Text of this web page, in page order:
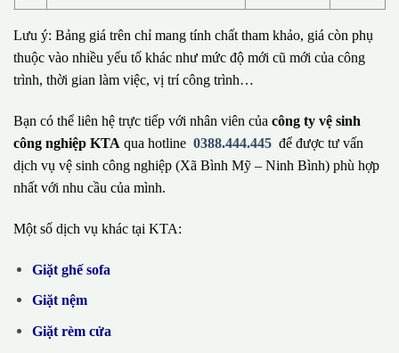
Lưu ý: Bảng giá trên chỉ mang tính chất tham khảo, giá còn phụ
thuộc vào nhiều yếu tố khác như mức độ mới cũ mới của công
trình, thời gian làm việc, vị trí công trình…
Bạn có thể liên hệ trực tiếp với nhân viên của công ty vệ sinh
công nghiệp KTA qua hotline 0388.444.445 để được tư vấn
dịch vụ vệ sinh công nghiệp (Xã Bình Mỹ – Ninh Bình) phù hợp
nhất với nhu cầu của mình.
Một số dịch vụ khác tại KTA:
Giặt ghế sofa
Giặt nệm
Giặt rèm cửa